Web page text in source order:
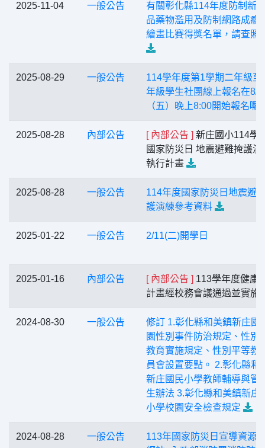
2025-11-04 一般公告
有關彰化縣114年度防制新
品藥物濫用及防制網路成癮
繪畫比賽得獎名單，請查照
2025-08-29 一般公告
114學年度第1學期二年級至
年級學生社團線上報名在8/
（五）晚上8:00開始報名囉
2025-08-28 內部公告 [ 內部公告 ] 新庄國小114學
國家防災日 地震避難掩護演
執行計畫
2025-08-28 一般公告
114年度國家防災日地震避
護演練參考資料
2025-01-22 一般公告 2/11(二)開學日
2025-01-16 內部公告 [ 內部公告 ] 113學年度健康
計畫經校務會議通過並實施
2024-08-30 一般公告
修訂 1.彰化縣和美鎮新庄國
園性別事件防治規定、性別
教育實施規定、性別平等教
員會設置要點。 2.彰化縣和
新庄國民小學教師輔導與管
生辦法 3.彰化縣和美鎮新庄
小學校園安全檢查規定
2024-08-28 一般公告
113年國家防災日宣導資源